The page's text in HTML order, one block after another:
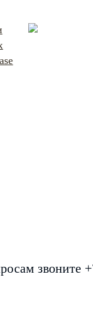
звоните